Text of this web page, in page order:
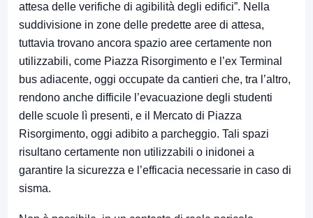
attesa delle verifiche di agibilità degli edifici”. Nella
suddivisione in zone delle predette aree di attesa,
tuttavia trovano ancora spazio aree certamente non
utilizzabili, come Piazza Risorgimento e l’ex Terminal
bus adiacente, oggi occupate da cantieri che, tra l’altro,
rendono anche difficile l’evacuazione degli studenti
delle scuole lì presenti, e il Mercato di Piazza
Risorgimento, oggi adibito a parcheggio. Tali spazi
risultano certamente non utilizzabili o inidonei a
garantire la sicurezza e l’efficacia necessarie in caso di
sisma.